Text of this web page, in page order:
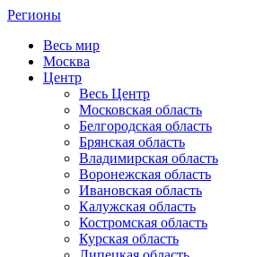
Регионы
Весь мир
Москва
Центр
Весь Центр
Московская область
Белгородская область
Брянская область
Владимирская область
Воронежская область
Ивановская область
Калужская область
Костромская область
Курская область